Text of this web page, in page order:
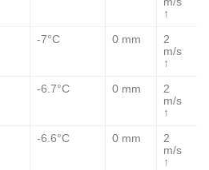
↑
-7°C 0 mm
2
m/s
↑
-6.7°C 0 mm
2
m/s
↑
-6.6°C 0 mm
2
m/s
↑